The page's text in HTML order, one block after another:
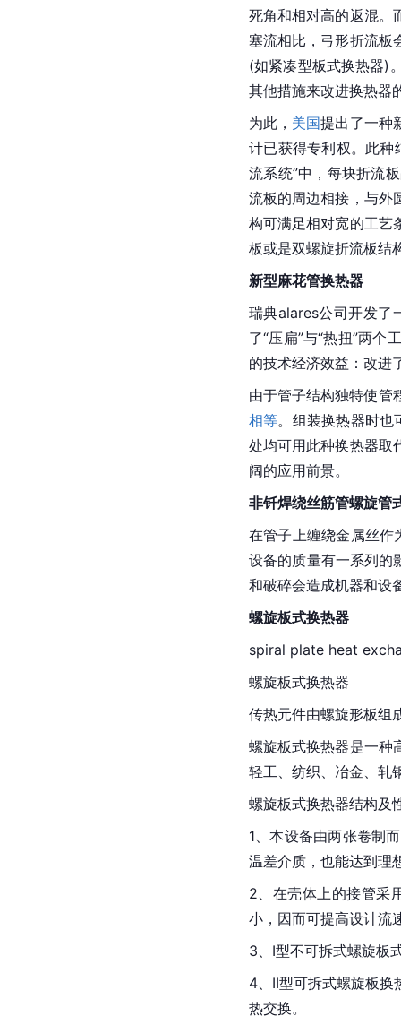
死角和相对高的返混。
塞流相比，弓形折流板
(如紧凑型板式换热器)
其他措施来改进换热器
为此， 美国提出了一种
计已获得专利权。此种
流系统”中，每块折流
流板的周边相接，与外
构可满足相对宽的工艺
板或是双螺旋折流板结
新型麻花管换热器
瑞典alares公司开发了
了“压扁”与“热扭”两
的技术经济效益：改进
由于管子结构独特使管
相等。组装换热器时也
处均可用此种换热器取
阔的应用前景。
非钎焊绕丝筋管螺旋管
在管子上缠绕金属丝
设备的质量有一系列的
和破碎会造成机器和设
螺旋板式换热器
spiral plate heat
螺旋板式换热器
传热元件由螺旋形板组
螺旋板式换热器是一种
轻工、纺织、冶金、轧
螺旋板式换热器结构及
1、本设备由两张卷制
温差介质，也能达到理
2、在壳体上的接管采
小，因而可提高设计流
3、I型不可拆式螺旋板
4、II型可拆式螺旋板
热交换。